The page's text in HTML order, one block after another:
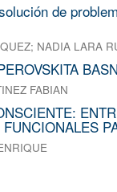
de
; NADIA LARA
FABIAN